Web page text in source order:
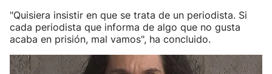
"Quisiera insistir en que se trata de un periodista. Si
cada periodista que informa de algo que no gusta
acaba en prisión, mal vamos", ha concluido.